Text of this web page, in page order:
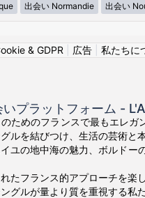
出会い Normandie 出会い
& GDPR
広告| 私たちに
いプラットフォーム -
ためのフランスで最もエレ
ルを結びつけ、生活の芸術と
ユの地中海の魅力、ボルド
たフランス的アプローチを楽
グルが量より質を重視する私